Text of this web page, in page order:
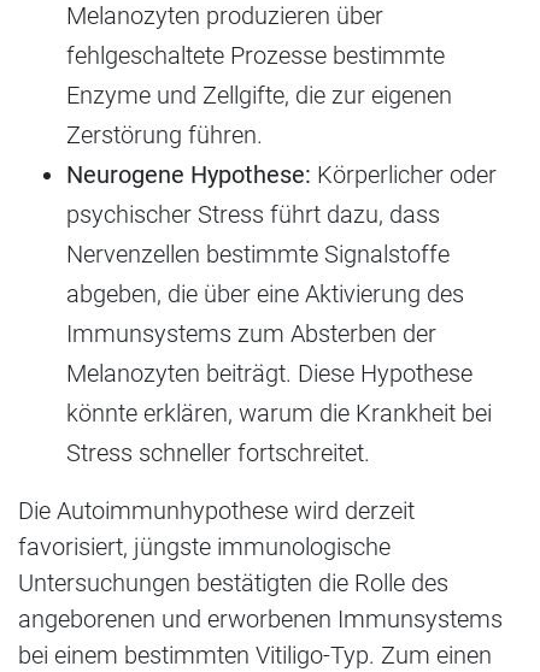
Melanozyten produzieren über
fehlgeschaltete Prozesse bestimmte
Enzyme und Zellgifte, die zur eigenen
Zerstörung führen.
Neurogene Hypothese: Körperlicher oder
psychischer Stress führt dazu, dass
Nervenzellen bestimmte Signalstoffe
abgeben, die über eine Aktivierung des
Immunsystems zum Absterben der
Melanozyten beiträgt. Diese Hypothese
könnte erklären, warum die Krankheit bei
Stress schneller fortschreitet.
Die Autoimmunhypothese wird derzeit
favorisiert, jüngste immunologische
Untersuchungen bestätigten die Rolle des
angeborenen und erworbenen Immunsystems
bei einem bestimmten Vitiligo-Typ. Zum einen